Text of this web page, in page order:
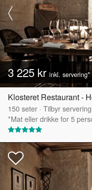
3 225 kr inkl. servering*
Klosteret Restaurant -
150seter · Tilbyr servering
*Mat eller drikke for 5